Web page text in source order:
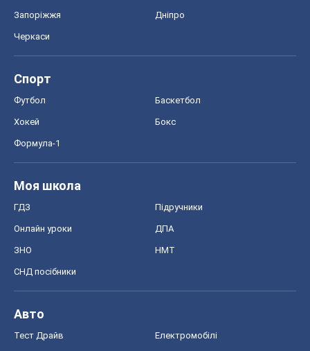
Запоріжжя Дніпро
Черкаси
Спорт
Футбол Баскетбол
Хокей Бокс
Формула-1
Моя школа
ГДЗ Підручники
Онлайн уроки ДПА
ЗНО НМТ
СНД посібники
Авто
Тест Драйв Електромобілі